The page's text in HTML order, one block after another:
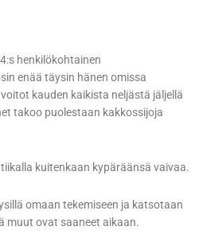
henkilökohtainen
enää täysin hänen omissa
kauden kaikista neljästä jäljellä
takoo puolestaan kakkossijoja
kuitenkaan kypäräänsä vaivaa.
omaan tekemiseen ja katsotaan
muut ovat saaneet aikaan.